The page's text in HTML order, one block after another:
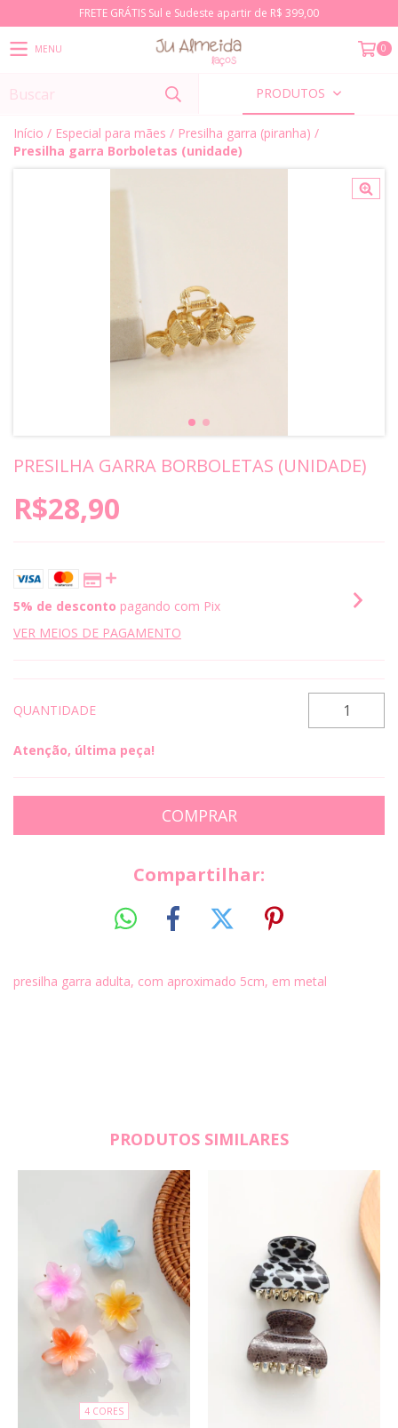
FRETE GRÁTIS Sul e Sudeste apartir de R$ 399,00
MENU 0
PRODUTOS
Início / Especial para mães / Presilha garra (piranha) /
Presilha garra Borboletas (unidade)
PRESILHA GARRA BORBOLETAS (UNIDADE)
R$28,90
5% de desconto pagando com Pix
VER MEIOS DE PAGAMENTO
QUANTIDADE
Atenção, última peça!
Compartilhar:
presilha garra adulta, com aproximado 5cm, em metal
PRODUTOS SIMILARES
4 CORES